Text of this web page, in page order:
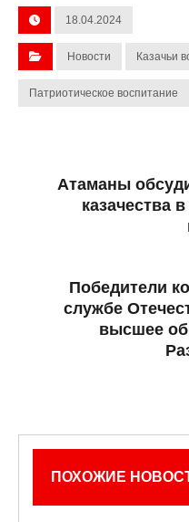
18.04.2024
Новости Казачьи
Патриотическое воспитание
Атаманы
казачества
Победители
службе
высшее
ПОХОЖИЕ